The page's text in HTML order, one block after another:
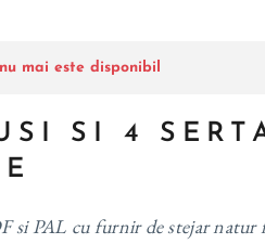
mai este disponibil
SI 4
si PAL cu furnir de stejar natur